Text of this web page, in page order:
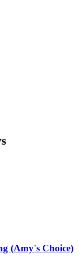
(Amy's Choice)